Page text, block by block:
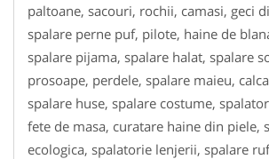
paltoane, sacouri, rochii, camasi, geci
spalare perne puf, pilote, haine de
spalare pijama, spalare halat, spalare
prosoape, perdele, spalare maieu,
spalare huse, spalare costume,
fete de masa, curatare haine din piele,
ecologica, spalatorie lenjerii, spalare